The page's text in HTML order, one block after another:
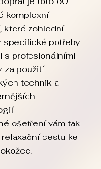
komplexní
které zohlední
specifické potřeby
s profesionálními
za použití
technik a
ošetření vám tak
cestu ke